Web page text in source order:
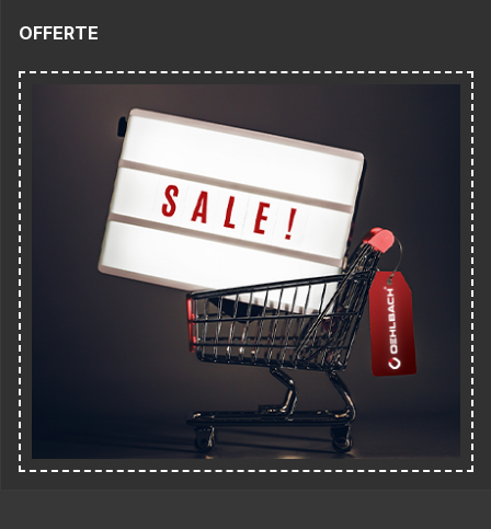
OFFERTE